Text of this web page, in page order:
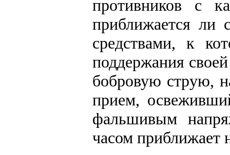
противников с
приближается ли
средствами, к
поддержания
бобровую струю,
прием,
фальшивым
часом приближает